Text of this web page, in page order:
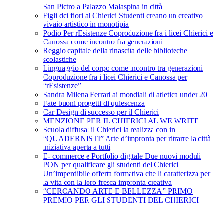
San Pietro a Palazzo Malaspina in città
Figli dei fiori al Chierici Studenti creano un creativo
vivaio artistico in monotipia
Podio Per rEsistenze Coproduzione fra i licei Chierici e
Canossa come incontro fra generazioni
Reggio capitale della rinascita delle biblioteche
scolastiche
Linguaggio del corpo come incontro tra generazioni
Coproduzione fra i licei Chierici e Canossa per
“rEsistenze”
Sandra Milena Ferrari ai mondiali di atletica under 20
Fate buoni progetti di quiescenza
Car Design di successo per il Chierici
MENZIONE PER IL CHIERICI AL WE WRITE
Scuola diffusa: il Chierici la realizza con in
“QUADERNISTI” Arte d’impronta per ritrarre la città
iniziativa aperta a tutti
E- commerce e Portfolio digitale Due nuovi moduli
PON per qualificare gli studenti del Chierici
Un’imperdibile offerta formativa che li caratterizza per
la vita con la loro fresca impronta creativa
“CERCANDO ARTE E BELLEZZA” PRIMO
PREMIO PER GLI STUDENTI DEL CHIERICI